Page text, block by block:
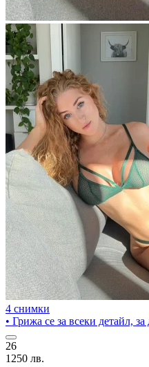
4 снимки
• Грижа се за всеки детайл,
26
1250 лв.